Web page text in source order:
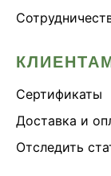
Сертификаты
Доставка и
Отследить